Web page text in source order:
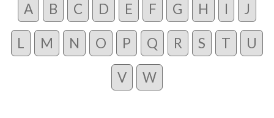
A B C D E F G H I J
L M N O P Q R S T U
V W